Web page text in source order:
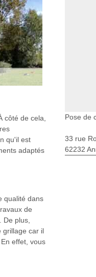
côté de cela,
qu'il est
adaptés
qualité dans
de
plus,
grillage car il
effet, vous
Pose de
33 rue
62232